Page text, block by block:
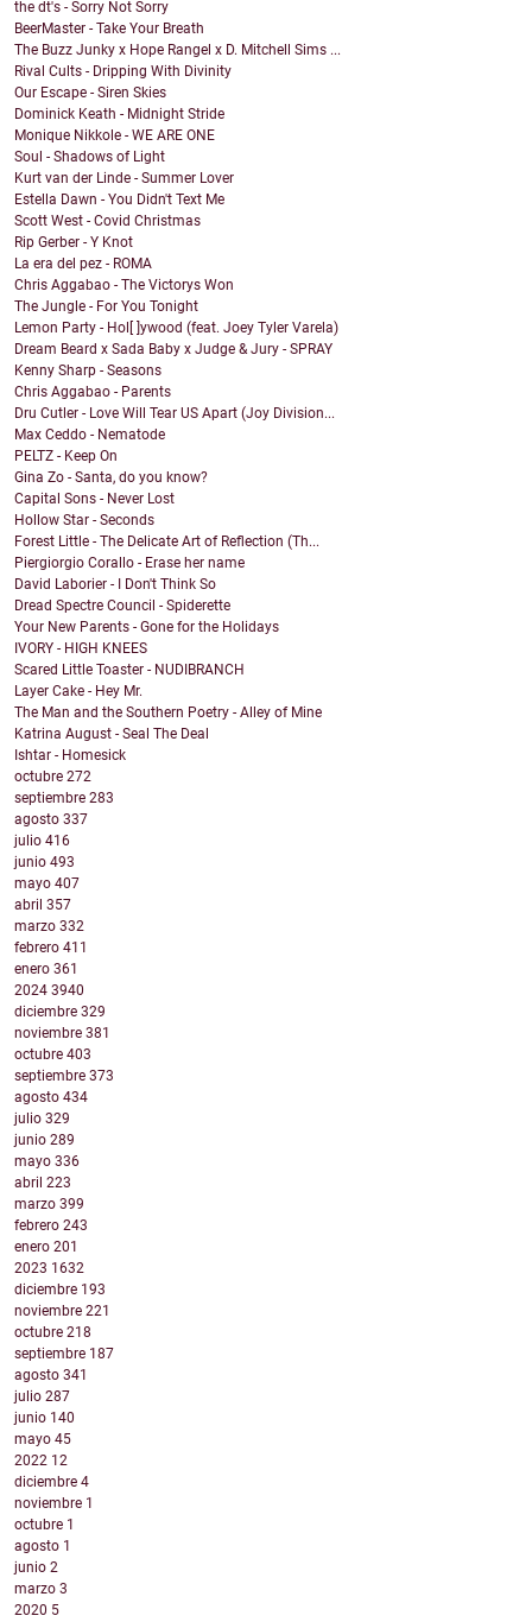
the dt's - Sorry Not Sorry
BeerMaster - Take Your Breath
The Buzz Junky x Hope Rangel x D. Mitchell Sims ...
Rival Cults - Dripping With Divinity
Our Escape - Siren Skies
Dominick Keath - Midnight Stride
Monique Nikkole - WE ARE ONE
Soul - Shadows of Light
Kurt van der Linde - Summer Lover
Estella Dawn - You Didn't Text Me
Scott West - Covid Christmas
Rip Gerber - Y Knot
La era del pez - ROMA
Chris Aggabao - The Victorys Won
The Jungle - For You Tonight
Lemon Party - Hol[ ]ywood (feat. Joey Tyler Varela)
Dream Beard x Sada Baby x Judge & Jury - SPRAY
Kenny Sharp - Seasons
Chris Aggabao - Parents
Dru Cutler - Love Will Tear US Apart (Joy Division...
Max Ceddo - Nematode
PELTZ - Keep On
Gina Zo - Santa, do you know?
Capital Sons - Never Lost
Hollow Star - Seconds
Forest Little - The Delicate Art of Reflection (Th...
Piergiorgio Corallo - Erase her name
David Laborier - I Don't Think So
Dread Spectre Council - Spiderette
Your New Parents - Gone for the Holidays
IVORY - HIGH KNEES
Scared Little Toaster - NUDIBRANCH
Layer Cake - Hey Mr.
The Man and the Southern Poetry - Alley of Mine
Katrina August - Seal The Deal
Ishtar - Homesick
octubre 272
septiembre 283
agosto 337
julio 416
junio 493
mayo 407
abril 357
marzo 332
febrero 411
enero 361
2024 3940
diciembre 329
noviembre 381
octubre 403
septiembre 373
agosto 434
julio 329
junio 289
mayo 336
abril 223
marzo 399
febrero 243
enero 201
2023 1632
diciembre 193
noviembre 221
octubre 218
septiembre 187
agosto 341
julio 287
junio 140
mayo 45
2022 12
diciembre 4
noviembre 1
octubre 1
agosto 1
junio 2
marzo 3
2020 5